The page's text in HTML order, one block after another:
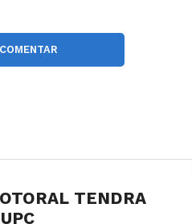
TENDRA